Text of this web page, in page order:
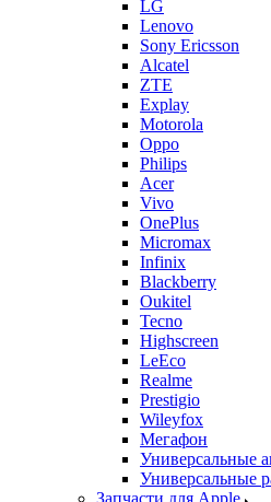
LG
Lenovo
Sony Ericsson
Alcatel
ZTE
Explay
Motorola
Oppo
Philips
Acer
Vivo
OnePlus
Micromax
Infinix
Blackberry
Oukitel
Tecno
Highscreen
LeEco
Realme
Prestigio
Wileyfox
Мегафон
Универсальные
Универсальные
Запчасти для Apple